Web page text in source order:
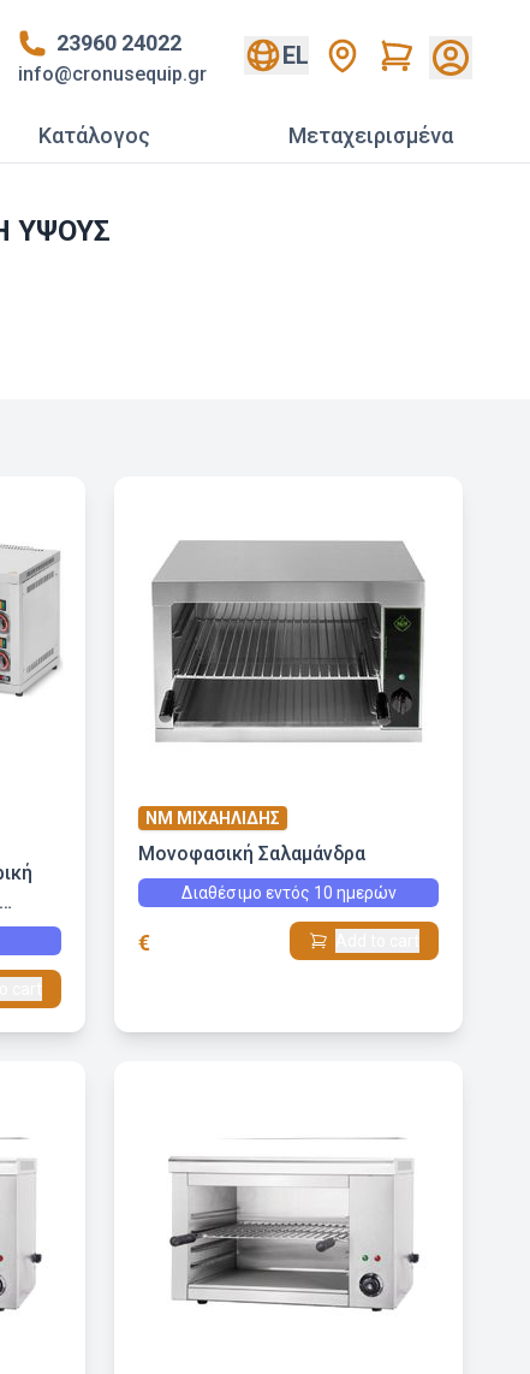
23960 24022
info@cronusequip.gr
EL Cart
Κατάλογος Mεταχειρισμένα
ΥΨΟΥΣ
NM ΜΙΧΑΗΛΙΔΗΣ
Μονοφασική Σαλαμάνδρα
Διαθέσιμο εντός 10 ημερών
€